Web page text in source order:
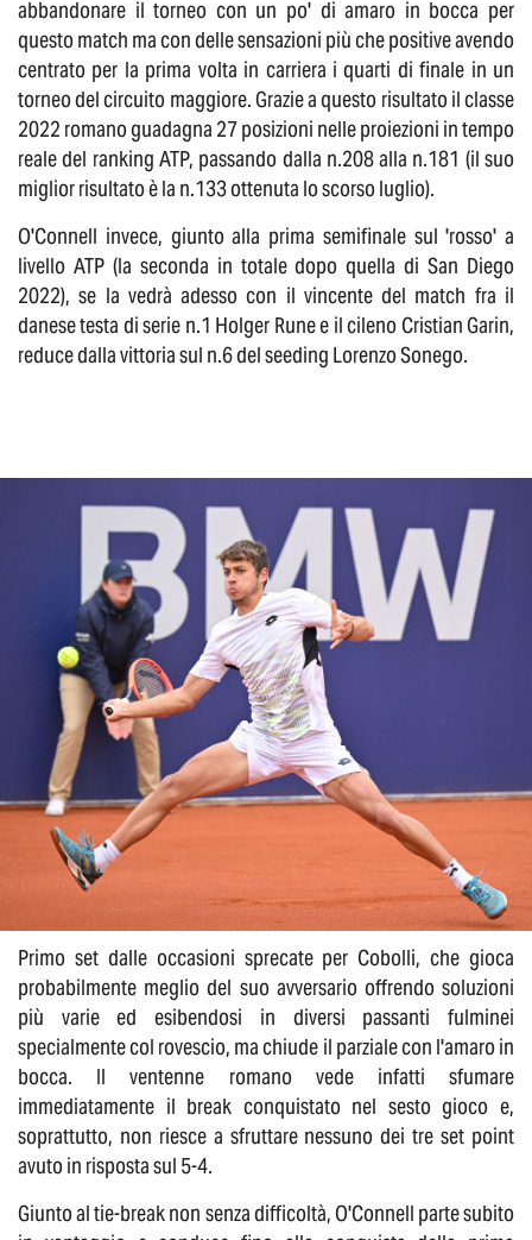
abbandonare il torneo con un po' di amaro in bocca per
questo match ma con delle sensazioni più che positive avendo
centrato per la prima volta in carriera i quarti di finale in un
torneo del circuito maggiore. Grazie a questo risultato il classe
2022 romano guadagna 27 posizioni nelle proiezioni in tempo
reale del ranking ATP, passando dalla n.208 alla n.181 (il suo
miglior risultato è la n.133 ottenuta lo scorso luglio).
O'Connell invece, giunto alla prima semifinale sul 'rosso' a
livello ATP (la seconda in totale dopo quella di San Diego
2022), se la vedrà adesso con il vincente del match fra il
danese testa di serie n.1 Holger Rune e il cileno Cristian Garin,
reduce dalla vittoria sul n.6 del seeding Lorenzo Sonego.
Primo set dalle occasioni sprecate per Cobolli, che gioca
probabilmente meglio del suo avversario offrendo soluzioni
più varie ed esibendosi in diversi passanti fulminei
specialmente col rovescio, ma chiude il parziale con l'amaro in
bocca. Il ventenne romano vede infatti sfumare
immediatamente il break conquistato nel sesto gioco e,
soprattutto, non riesce a sfruttare nessuno dei tre set point
avuto in risposta sul 5-4.
Giunto al tie-break non senza difficoltà, O'Connell parte subito